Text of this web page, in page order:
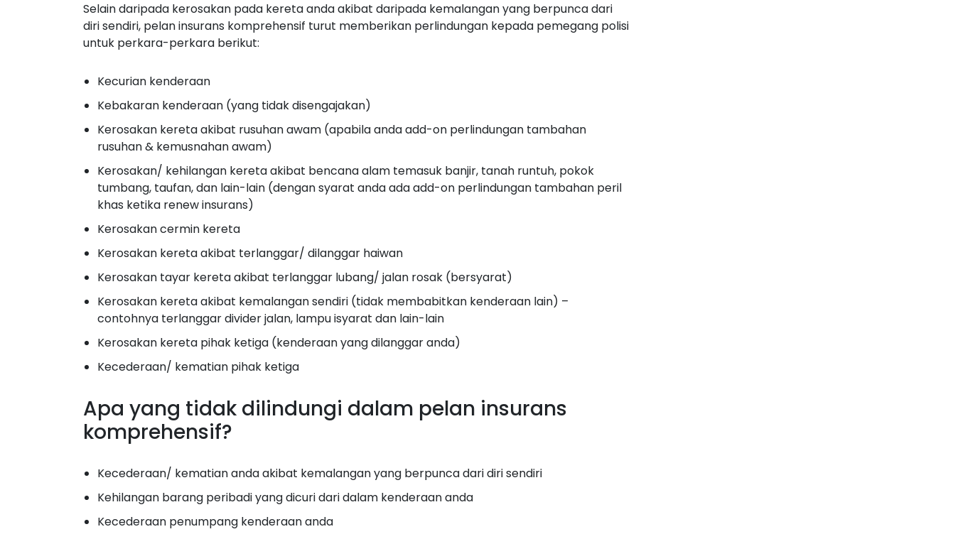
Selain daripada kerosakan pada kereta anda akibat daripada kemalangan yang berpunca dari
diri sendiri, pelan insurans komprehensif turut memberikan perlindungan kepada pemegang polisi
untuk perkara-perkara berikut:
Kecurian kenderaan
Kebakaran kenderaan (yang tidak disengajakan)
Kerosakan kereta akibat rusuhan awam (apabila anda add-on perlindungan tambahan
rusuhan & kemusnahan awam)
Kerosakan/ kehilangan kereta akibat bencana alam temasuk banjir, tanah runtuh, pokok
tumbang, taufan, dan lain-lain (dengan syarat anda ada add-on perlindungan tambahan peril
khas ketika renew insurans)
Kerosakan cermin kereta
Kerosakan kereta akibat terlanggar/ dilanggar haiwan
Kerosakan tayar kereta akibat terlanggar lubang/ jalan rosak (bersyarat)
Kerosakan kereta akibat kemalangan sendiri (tidak membabitkan kenderaan lain) –
contohnya terlanggar divider jalan, lampu isyarat dan lain-lain
Kerosakan kereta pihak ketiga (kenderaan yang dilanggar anda)
Kecederaan/ kematian pihak ketiga
Apa yang tidak dilindungi dalam pelan insurans
komprehensif?
Kecederaan/ kematian anda akibat kemalangan yang berpunca dari diri sendiri
Kehilangan barang peribadi yang dicuri dari dalam kenderaan anda
Kecederaan penumpang kenderaan anda